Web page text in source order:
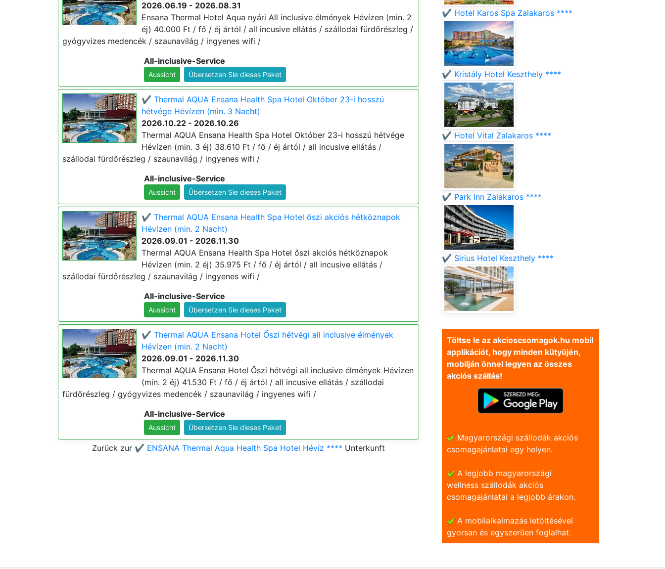
2026.06.19 - 2026.08.31
Ensana Thermal Hotel Aqua nyári All inclusive élmények Hévízen (min. 2
éj) 40.000 Ft / fő / éj ártól / all incusive ellátás / szállodai fürdőrészleg /
gyógyvizes medencék / szaunavilág / ingyenes wifi /
All-inclusive-Service
Aussicht Übersetzen Sie dieses Paket
✔️ Thermal AQUA Ensana Health Spa Hotel Október 23-i hosszú
hétvége Hévízen (min. 3 Nacht)
2026.10.22 - 2026.10.26
Thermal AQUA Ensana Health Spa Hotel Október 23-i hosszú hétvége
Hévízen (min. 3 éj) 38.610 Ft / fő / éj ártól / all incusive ellátás /
szállodai fürdőrészleg / szaunavilág / ingyenes wifi /
All-inclusive-Service
Aussicht Übersetzen Sie dieses Paket
✔️ Thermal AQUA Ensana Health Spa Hotel őszi akciós hétköznapok
Hévízen (min. 2 Nacht)
2026.09.01 - 2026.11.30
Thermal AQUA Ensana Health Spa Hotel őszi akciós hétköznapok
Hévízen (min. 2 éj) 35.975 Ft / fő / éj ártól / all incusive ellátás /
szállodai fürdőrészleg / szaunavilág / ingyenes wifi /
All-inclusive-Service
Aussicht Übersetzen Sie dieses Paket
✔️ Thermal AQUA Ensana Hotel Őszi hétvégi all inclusive élmények
Hévízen (min. 2 Nacht)
2026.09.01 - 2026.11.30
Thermal AQUA Ensana Hotel Őszi hétvégi all inclusive élmények Hévízen
(min. 2 éj) 41.530 Ft / fő / éj ártól / all incusive ellátás / szállodai
fürdőrészleg / gyógyvizes medencék / szaunavilág / ingyenes wifi /
All-inclusive-Service
Aussicht Übersetzen Sie dieses Paket
Zurück zur ✔️ ENSANA Thermal Aqua Health Spa Hotel Hévíz **** Unterkunft
✔️ Hotel Karos Spa Zalakaros ****
✔️ Kristály Hotel Keszthely ****
✔️ Hotel Vital Zalakaros ****
✔️ Park Inn Zalakaros ****
✔️ Sirius Hotel Keszthely ****
Töltse le az akcioscsomagok.hu mobil
applikációt, hogy minden kütyüjén,
mobilján önnel legyen az összes
akciós szállás!
Magyarországi szállodák akciós
csomagajánlatai egy helyen.
A legjobb magyarországi
wellness szállodák akciós
csomagajánlatai a legjobb árakon.
A mobilalkalmazás letöltésével
gyorsan és egyszerũen foglalhat.